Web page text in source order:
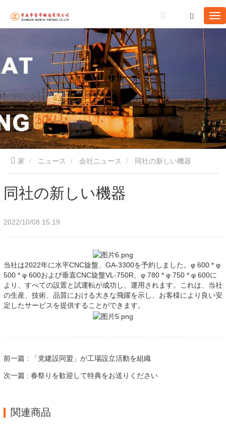
家 ニュース 会社ニュース 同社の新しい機器
同社の新しい機器
2022/10/08 15:19
当社は2022年に水平CNC旋盤、GA-3300を予約しました。φ 600 * φ
500 * φ 600および垂直CNC旋盤VL-750R、φ 780 * φ 750 * φ 600に
より、すべての設置と試運転が成功し、運用されます。これは、当社
の生産、技術、品質における大きな飛躍を示し、お客様により良い安
定したサービスを提供することができます。
前一篇 : 「党建設同盟」が工場設立活動を組織
次一篇 : 春祭りを歓迎して特典をお送りください
関連商品